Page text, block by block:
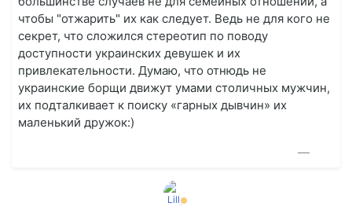
чтобы "отжарить" их как следует. Ведь не для кого не
секрет, что сложился стереотип по поводу
доступности украинских девушек и их
привлекательности. Думаю, что отнюдь не
украинские борщи движут умами столичных мужчин,
их подталкивает к поиску «гарных дывчин» их
маленький дружок:)
—